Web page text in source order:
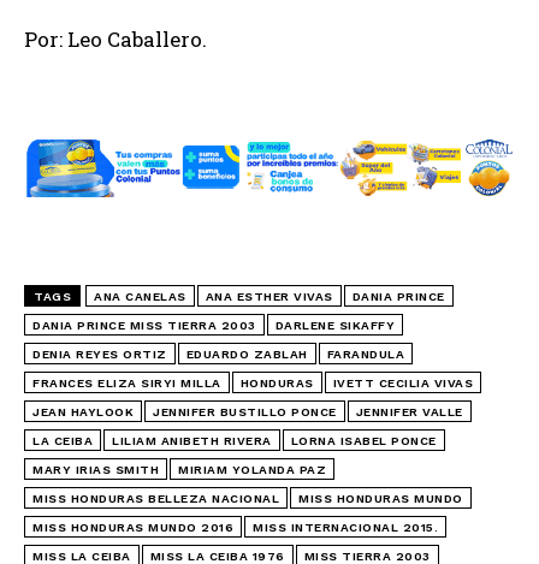
Por: Leo Caballero.
TAGS ANA CANELAS ANA ESTHER VIVAS DANIA PRINCE
DANIA PRINCE MISS TIERRA 2003 DARLENE SIKAFFY
DENIA REYES ORTIZ EDUARDO ZABLAH FARANDULA
FRANCES ELIZA SIRYI MILLA HONDURAS IVETT CECILIA VIVAS
JEAN HAYLOOK JENNIFER BUSTILLO PONCE JENNIFER VALLE
LA CEIBA LILIAM ANIBETH RIVERA LORNA ISABEL PONCE
MARY IRIAS SMITH MIRIAM YOLANDA PAZ
MISS HONDURAS BELLEZA NACIONAL MISS HONDURAS MUNDO
MISS HONDURAS MUNDO 2016 MISS INTERNACIONAL 2015.
MISS LA CEIBA MISS LA CEIBA 1976 MISS TIERRA 2003